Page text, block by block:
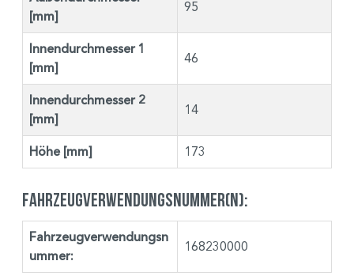
[mm]
95
Innendurchmesser 1
[mm]
46
Innendurchmesser 2
[mm]
14
Höhe [mm] 173
Fahrzeugverwendungsnummer(n):
Fahrzeugverwendungsn
ummer:
168230000